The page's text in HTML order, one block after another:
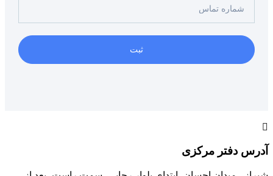
ثبت
آدرس دفتر مرکزی